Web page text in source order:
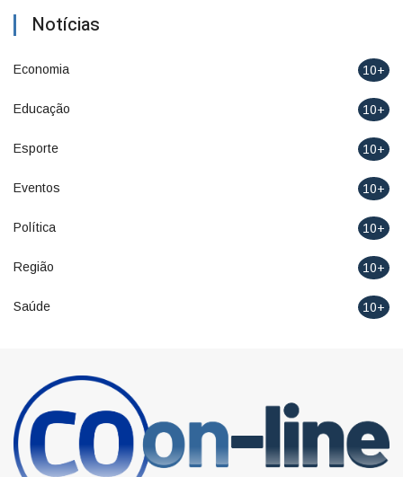
Notícias
Economia 10+
Educação 10+
Esporte 10+
Eventos 10+
Política 10+
Região 10+
Saúde 10+